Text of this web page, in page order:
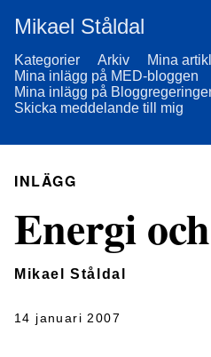
Mikael Ståldal
Kategorier Arkiv
Mina
Mina inlägg på MED-bloggen
Mina inlägg på
Skicka meddelande till mig
INLÄGG
Energi
Mikael Ståldal
14 januari 2007